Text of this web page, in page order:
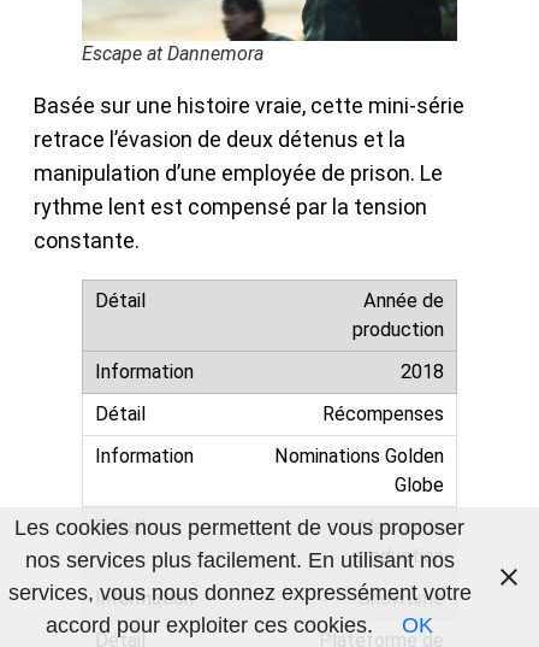
Escape at Dannemora
Basée sur une histoire vraie, cette mini-série
retrace l’évasion de deux détenus et la
manipulation d’une employée de prison. Le
rythme lent est compensé par la tension
constante.
Année de
production
2018
Récompenses
Nominations Golden
Globe
Maison de
production
Showtime
Plateforme de
Les cookies nous permettent de vous proposer
nos services plus facilement. En utilisant nos
services, vous nous donnez expressément votre
accord pour exploiter ces cookies.
OK